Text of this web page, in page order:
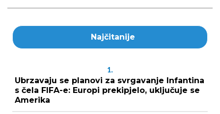
Najčitanije
1.
Ubrzavaju se planovi za svrgavanje Infantina
s čela FIFA-e: Europi prekipjelo, uključuje se
Amerika